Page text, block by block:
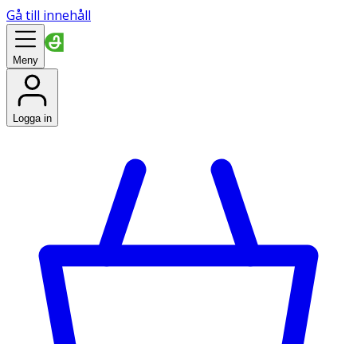
Gå till innehåll
Meny
Logga in